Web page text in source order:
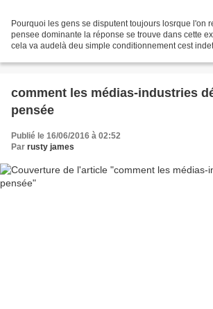
Pourquoi les gens se disputent toujours losrque l'on
pensee dominante la réponse se trouve dans cette
cela va audelà deu simple conditionnement cest
comment les médias-industries
pensée
Publié le 16/06/2016 à 02:52
Par rusty james